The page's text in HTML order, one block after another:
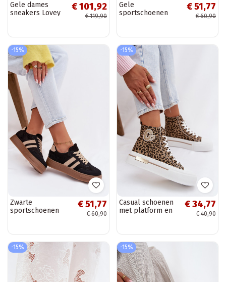
Gele dames
sneakers Lovey
€ 101,92
€ 119,90
Gele
sportschoenen
€ 51,77
€ 60,90
-15%
Zwarte
sportschoenen
€ 51,77
€ 60,90
-15%
Casual schoenen
met platform en
€ 34,77
€ 40,90
-15% -15%